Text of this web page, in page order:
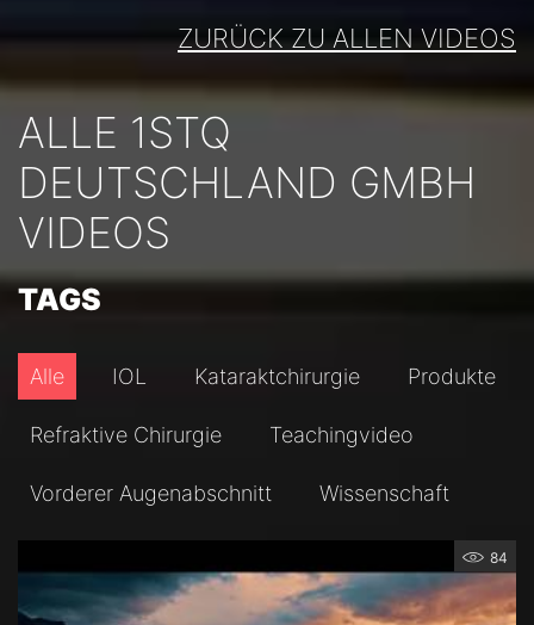
ZURÜCK ZU ALLEN VIDEOS
ALLE 1STQ
DEUTSCHLAND GMBH
VIDEOS
TAGS
Alle IOL Kataraktchirurgie Produkte
Refraktive Chirurgie Teachingvideo
Vorderer Augenabschnitt Wissenschaft
84